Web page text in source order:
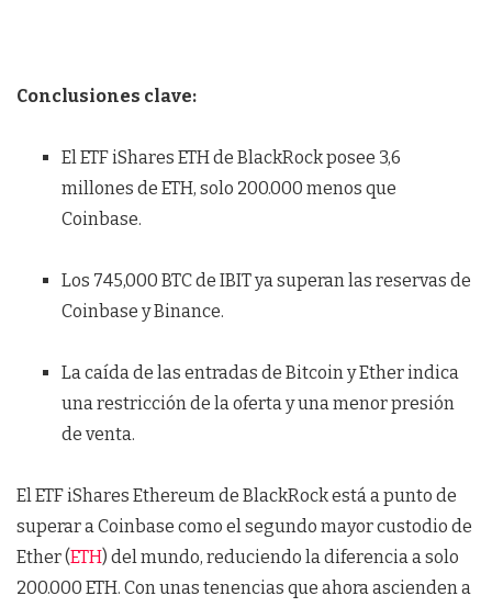
Conclusiones clave:
El ETF iShares ETH de BlackRock posee 3,6
millones de ETH, solo 200.000 menos que
Coinbase.
Los 745,000 BTC de IBIT ya superan las reservas de
Coinbase y Binance.
La caída de las entradas de Bitcoin y Ether indica
una restricción de la oferta y una menor presión
de venta.
El ETF iShares Ethereum de BlackRock está a punto de
superar a Coinbase como el segundo mayor custodio de
Ether (ETH) del mundo, reduciendo la diferencia a solo
200.000 ETH. Con unas tenencias que ahora ascienden a